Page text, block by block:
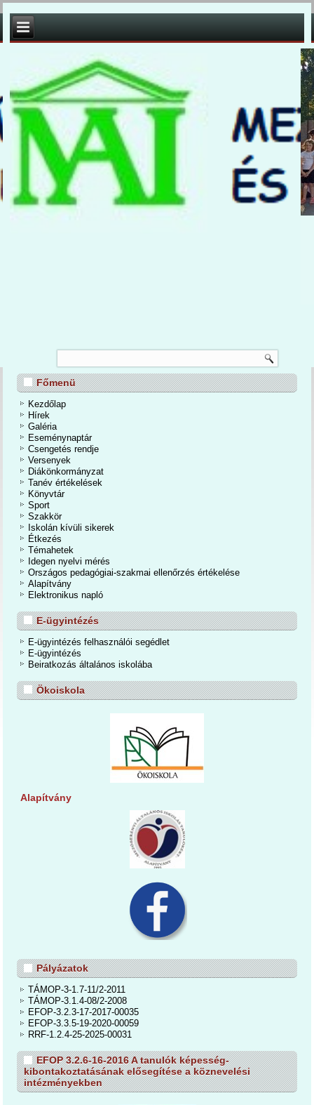
TANÉVZÁRÓ
Iskola és Alapfokú Művészeti Iskolában 2026. június 24-én a tanévzáró
is befejeződött a 2025/2026-os tanév. Egy mozgalmas, eseményekben
zártunk. A kihívások mellett számtalan élmények, közös programok,
tanulmányi eredmények tették igazán emlékezetessé a tanévet.
Főmenü
Kezdőlap
Hírek
Galéria
Eseménynaptár
Csengetés rendje
Versenyek
Diákönkormányzat
Tanév értékelések
Könyvtár
Sport
Szakkör
Iskolán kívüli sikerek
Étkezés
Témahetek
Idegen nyelvi mérés
Országos pedagógiai-szakmai ellenőrzés értékelése
Alapítvány
Elektronikus napló
E-ügyintézés
E-ügyintézés felhasználói segédlet
E-ügyintézés
Beiratkozás általános iskolába
Ökoiskola
Alapítvány
Pályázatok
TÁMOP-3-1.7-11/2-2011
TÁMOP-3.1.4-08/2-2008
EFOP-3.2.3-17-2017-00035
EFOP-3.3.5-19-2020-00059
RRF-1.2.4-25-2025-00031
EFOP 3.2.6-16-2016 A tanulók képesség-
kibontakoztatásának elősegítése a köznevelési
intézményekben